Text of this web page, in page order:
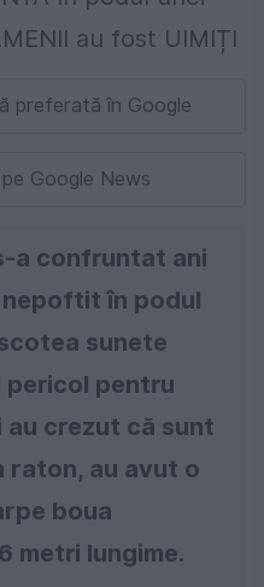
preferată în Google
Google News
a confruntat ani
nepoftit în podul
sunete
pericol pentru
crezut că sunt
raton, au avut o
boua
metri lungime.